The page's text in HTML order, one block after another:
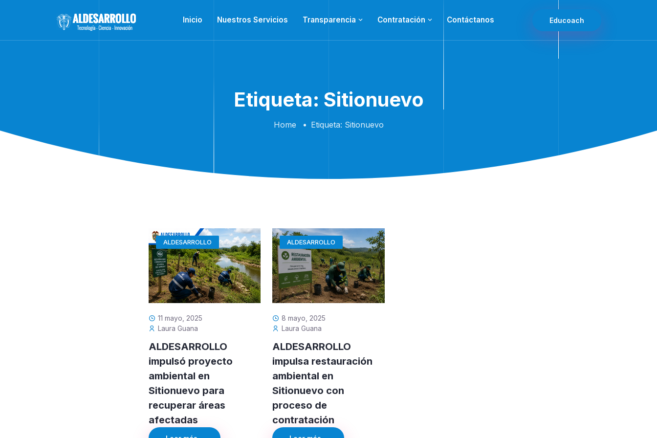
Inicio Nuestros Servicios Transparencia Contratación Contáctanos Educoach
Etiqueta: Sitionuevo
Home Etiqueta: Sitionuevo
ALDESARROLLO
11 mayo, 2025
Laura Guana
ALDESARROLLO
impulsó proyecto
ambiental en
Sitionuevo para
recuperar áreas
afectadas
ALDESARROLLO
8 mayo, 2025
Laura Guana
ALDESARROLLO
impulsa restauración
ambiental en
Sitionuevo con
proceso de
contratación